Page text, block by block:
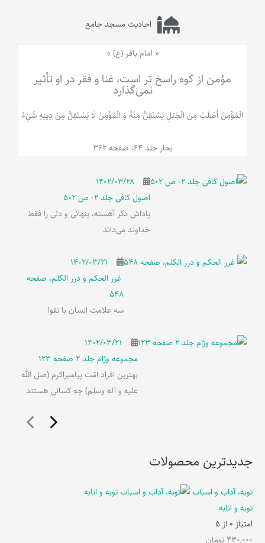
احادیث مسجد جامع
« امام باقر (ع) »
مؤمن از کوه راسخ تر است، غنا و فقر در او تأثیر
نمی‌گذارد
الْمُؤْمِنُ‌ أَصْلَبُ‌ مِنَ‌ الْجَبَلِ‌ یَسْتَقِلُّ مِنْهُ وَ الْمُؤْمِنُ لَا يَسْتَقِلُّ مِنْ دِينِهِ شَيْ‌ءٌ
بحار جلد 64، صفحه 362
۱۴۰۲/۰۳/۲۸
اصول کافی جلد 2- ص 502
پاداش ذکر آهسته، پنهانی و دلی را فقط
خداوند می‌داند
۱۴۰۲/۰۳/۲۱
غرر الحکم و درر الکلم، صفحه
548
سه علامت انسان با تقوا
۱۴۰۲/۰۳/۲۱
مجموعه ورّام جلد 2 صفحه 123
بهترین افراد امّت پیامبراکرم (صل الله
علیه و آله وسلم) چه کسانی هستند
جدیدترین محصولات
توبه، آداب و اسباب
توبه و انابه
امتیاز 0 از 5
430,000 تومان